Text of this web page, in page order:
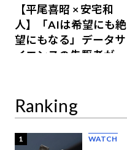
【平尾喜昭 × 安宅和
人】「AIは希望にも絶
望にもなる」データサ
イエンスの先駆者が語
Ranking
1 WATCH